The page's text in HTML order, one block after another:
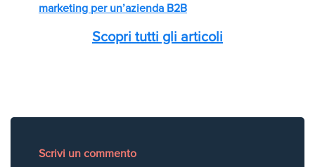
marketing per un’azienda B2B
Scopri tutti gli articoli
Scrivi un commento